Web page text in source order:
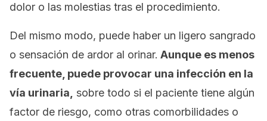
dolor o las molestias tras el procedimiento.
Del mismo modo, puede haber un ligero sangrado
o sensación de ardor al orinar. Aunque es menos
frecuente, puede provocar una infección en la
vía urinaria, sobre todo si el paciente tiene algún
factor de riesgo, como otras comorbilidades o